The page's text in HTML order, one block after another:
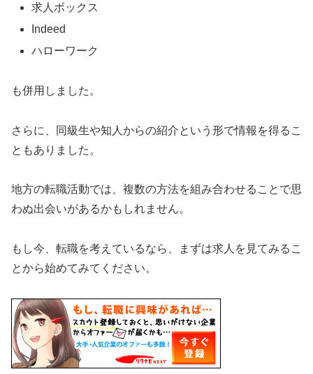
求人ボックス
Indeed
ハローワーク
も併用しました。
さらに、同級生や知人からの紹介という形で情報を得るこ
ともありました。
地方の転職活動では、複数の方法を組み合わせることで思
わぬ出会いがあるかもしれません。
もし今、転職を考えているなら、まずは求人を見てみるこ
とから始めてみてください。